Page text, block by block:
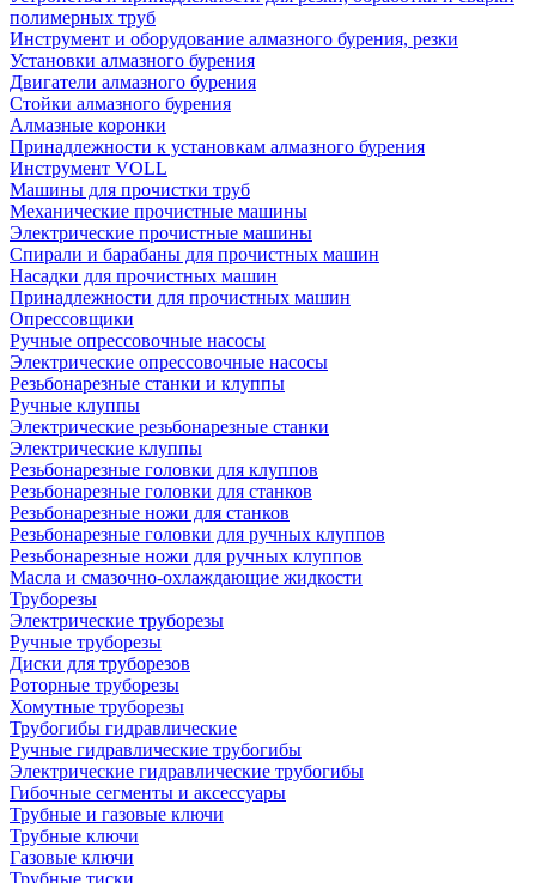
полимерных труб
Инструмент и оборудование алмазного бурения, резки
Установки алмазного бурения
Двигатели алмазного бурения
Стойки алмазного бурения
Алмазные коронки
Принадлежности к установкам алмазного бурения
Инструмент VOLL
Машины для прочистки труб
Механические прочистные машины
Электрические прочистные машины
Спирали и барабаны для прочистных машин
Насадки для прочистных машин
Принадлежности для прочистных машин
Опрессовщики
Ручные опрессовочные насосы
Электрические опрессовочные насосы
Резьбонарезные станки и клуппы
Ручные клуппы
Электрические резьбонарезные станки
Электрические клуппы
Резьбонарезные головки для клуппов
Резьбонарезные головки для станков
Резьбонарезные ножи для станков
Резьбонарезные головки для ручных клуппов
Резьбонарезные ножи для ручных клуппов
Масла и смазочно-охлаждающие жидкости
Труборезы
Электрические труборезы
Ручные труборезы
Диски для труборезов
Роторные труборезы
Хомутные труборезы
Трубогибы гидравлические
Ручные гидравлические трубогибы
Электрические гидравлические трубогибы
Гибочные сегменты и аксессуары
Трубные и газовые ключи
Трубные ключи
Газовые ключи
Трубные тиски